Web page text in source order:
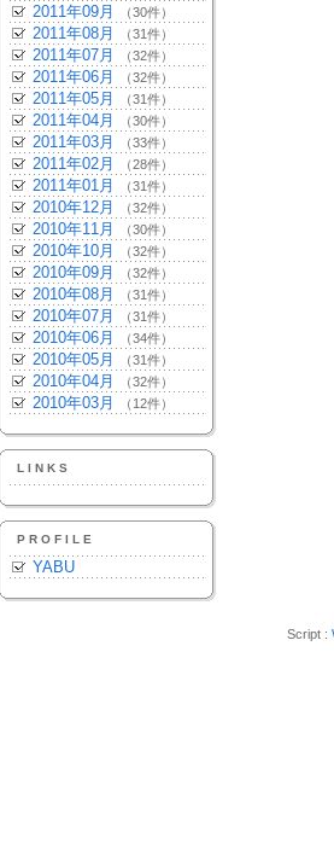
2011年09月 （30件）
2011年08月 （31件）
2011年07月 （32件）
2011年06月 （32件）
2011年05月 （31件）
2011年04月 （30件）
2011年03月 （33件）
2011年02月 （28件）
2011年01月 （31件）
2010年12月 （32件）
2010年11月 （30件）
2010年10月 （32件）
2010年09月 （32件）
2010年08月 （31件）
2010年07月 （31件）
2010年06月 （34件）
2010年05月 （31件）
2010年04月 （32件）
2010年03月 （12件）
LINKS
PROFILE
YABU
Script :